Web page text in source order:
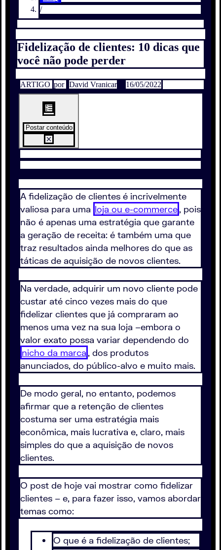
/
Fidelização de clientes: 10 dicas que
você não pode perder
ARTIGO por David Vranicar 16/05/2022
Postar conteúdo
A fidelização de clientes é incrivelmente
valiosa para uma loja ou e-commerce, pois
não é apenas uma estratégia que garante
a geração de receita: é também uma que
traz resultados ainda melhores do que as
táticas de aquisição de novos clientes.
Na verdade, adquirir um novo cliente pode
custar até cinco vezes mais do que
fidelizar clientes que já compraram ao
menos uma vez na sua loja –embora o
valor exato possa variar dependendo do
nicho da marca , dos produtos
anunciados, do público-alvo e muito mais.
De modo geral, no entanto, podemos
afirmar que a retenção de clientes
costuma ser uma estratégia mais
econômica, mais lucrativa e, claro, mais
simples do que a aquisição de novos
clientes.
O post de hoje vai mostrar como fidelizar
clientes – e, para fazer isso, vamos abordar
temas como:
O que é a fidelização de clientes;